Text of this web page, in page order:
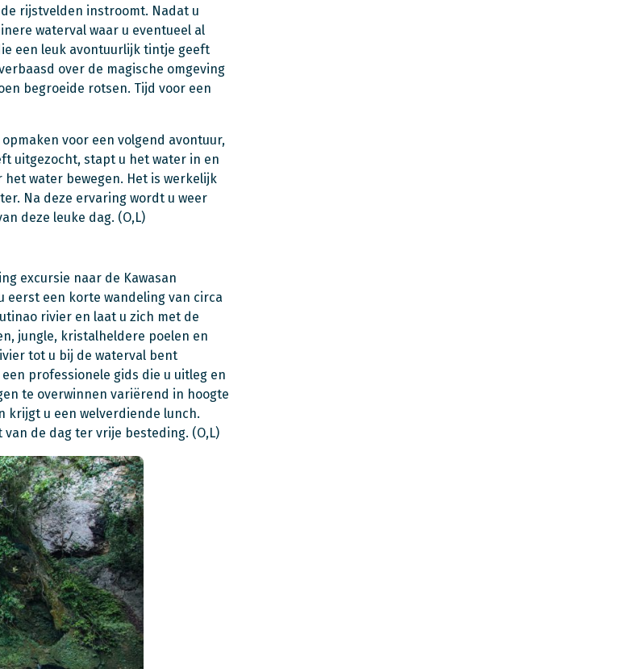
rijstvelden instroomt. Nadat u
waterval waar u eventueel al
een leuk avontuurlijk tintje geeft
over de magische omgeving
begroeide rotsen. Tijd voor een
voor een volgend avontuur,
uitgezocht, stapt u het water in en
water bewegen. Het is werkelijk
Na deze ervaring wordt u weer
deze leuke dag. (O,L)
excursie naar de Kawasan
eerst een korte wandeling van circa
rivier en laat u zich met de
jungle, kristalheldere poelen en
tot u bij de waterval bent
professionele gids die u uitleg en
te overwinnen variërend in hoogte
krijgt u een welverdiende lunch.
de dag ter vrije besteding. (O,L)